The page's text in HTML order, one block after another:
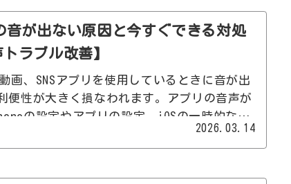
音が出ない原因と今すぐできる対処
ラブル改善】
画、SNSアプリを使用しているときに音が出
便性が大きく損なわれます。アプリの音声が
の設定やアプリの設定、iOSの一時的な不
できる対処法を詳しく解説します。順番に確
2026.03.14